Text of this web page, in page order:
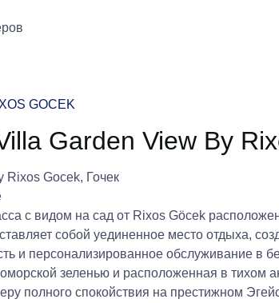
GOCEK
Garden View By
Rixos Gocek, Гочек
с видом на сад от Rixos Göcek
собой уединенное место отдыха,
и персонализированное обслуживание в
зеленью и расположенная в тихом
полного спокойствия на престижном